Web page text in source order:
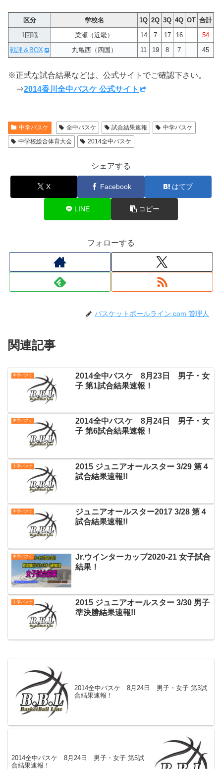
区分 学校名 1Q 2Q 3Q 4Q OT 合計
1回戦
梁瀬（近畿） 14 7 17 16
54
戦評＆BOX
丸亀西（四国） 11 19 8 7 45
※正式な試合結果などは、公式サイトでご確認下さい。
⇒2014香川全中バスケ 公式サイト
中学バスケ 全中バスケ 試合結果速報
中学バスケ
中学校総合体育大会
2014全中バスケ
シェアする
X Facebook はてブ
LINE コピー
フォローする
バスケットボールライン.com 管理人
関連記事
中学バスケ
2014全中バスケ 8月23日 男子・女
子 第1試合結果速報！
中学バスケ
2014全中バスケ 8月24日 男子・女
子 第6試合結果速報！
中学バスケ
2015 ジュニアオールスター 3/29 第４
試合結果速報!!
中学バスケ
ジュニアオールスター2017 3/28 第４
試合結果速報!!
中学バスケ
Jr.ウインターカップ2020-21 女子試合
結果！
中学バスケ
2015 ジュニアオールスター 3/30 男子
準決勝結果速報!!
2014全中バスケ 8月24日 男子・女子 第3試
合結果速報！
2014全中バスケ 8月24日 男子・女子 第5試
合結果速報！